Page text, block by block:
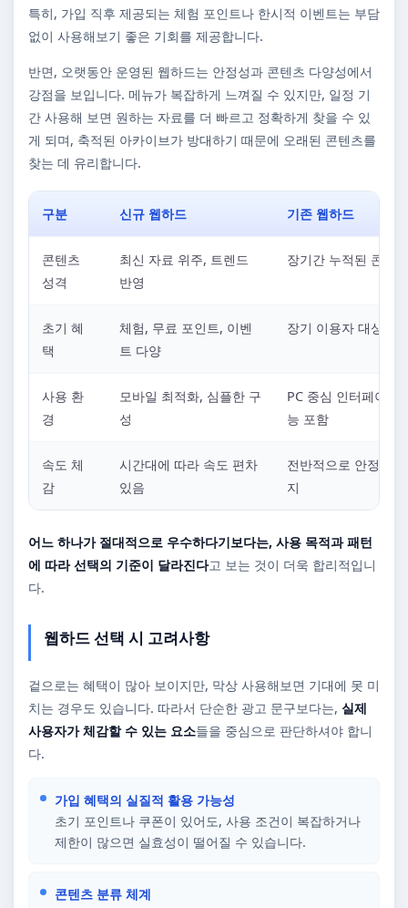
특히, 가입 직후 제공되는 체험 포인트나 한시적 이벤트는 부담
없이 사용해보기 좋은 기회를 제공합니다.
반면, 오랫동안 운영된 웹하드는 안정성과 콘텐츠 다양성에서
강점을 보입니다. 메뉴가 복잡하게 느껴질 수 있지만, 일정 기
간 사용해 보면 원하는 자료를 더 빠르고 정확하게 찾을 수 있
게 되며, 축적된 아카이브가 방대하기 때문에 오래된 콘텐츠를
찾는 데 유리합니다.
구분 신규 웹하드 기존 웹하드
콘텐츠
성격
최신 자료 위주, 트렌드
반영
장기간 누적된 콘텐
초기 혜
택
체험, 무료 포인트, 이벤
트 다양
장기 이용자 대상 혜
사용 환
경
모바일 최적화, 심플한 구
성
PC 중심 인터페이스,
능 포함
속도 체
감
시간대에 따라 속도 편차
있음
전반적으로 안정적
지
어느 하나가 절대적으로 우수하다기보다는, 사용 목적과 패턴
에 따라 선택의 기준이 달라진다고 보는 것이 더욱 합리적입니
다.
웹하드 선택 시 고려사항
겉으로는 혜택이 많아 보이지만, 막상 사용해보면 기대에 못 미
치는 경우도 있습니다. 따라서 단순한 광고 문구보다는, 실제
사용자가 체감할 수 있는 요소들을 중심으로 판단하셔야 합니
다.
가입 혜택의 실질적 활용 가능성
초기 포인트나 쿠폰이 있어도, 사용 조건이 복잡하거나
제한이 많으면 실효성이 떨어질 수 있습니다.
콘텐츠 분류 체계